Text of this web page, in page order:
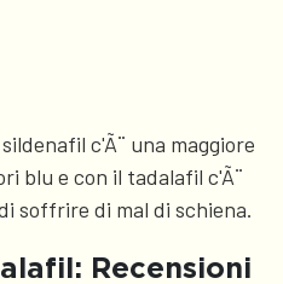
c'Ã¨ una maggiore
blu e con il tadalafil c'Ã¨
soffrire di mal di schiena.
Recensioni